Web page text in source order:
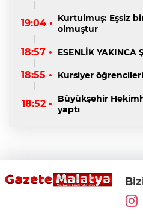
19:04 • Kurtulmuş: Eşsiz
olmuştur
18:57 • ESENLİK YAKINCA
18:55 • Kursiyer
18:52 •
Büyükşehir
yaptı